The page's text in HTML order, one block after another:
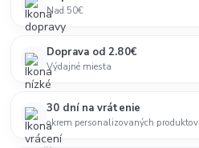
Nad 50€
Doprava od 2.80€
Výdajné miesta
30 dní na vrátenie
okrem personalizovaných produktov